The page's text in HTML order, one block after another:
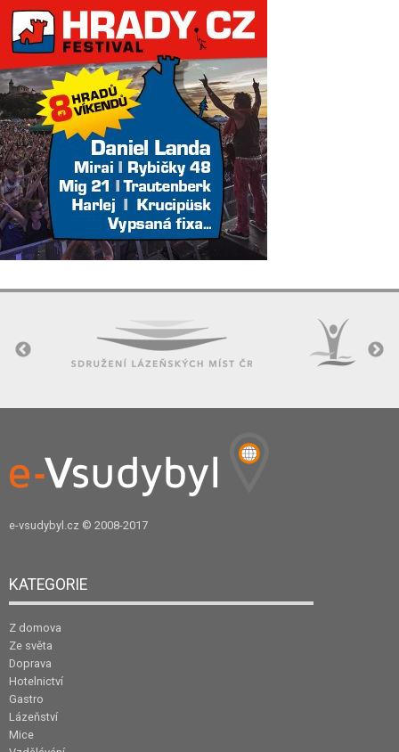
e-vsudybyl.cz © 2008-2017
KATEGORIE
Z domova
Ze světa
Doprava
Hotelnictví
Gastro
Lázeňství
Mice